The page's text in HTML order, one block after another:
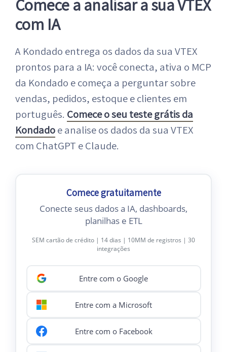
Comece a analisar a sua VTEX
com IA
A Kondado entrega os dados da sua VTEX
prontos para a IA: você conecta, ativa o MCP
da Kondado e começa a perguntar sobre
vendas, pedidos, estoque e clientes em
português. Comece o seu teste grátis da
Kondadoe analise os dados da sua VTEX
com ChatGPT e Claude.
Comece gratuitamente
Conecte seus dados a IA, dashboards,
planilhas e ETL
SEM cartão de crédito | 14 dias | 10MM de registros | 30
integrações
Entre com o Google
Entre com a Microsoft
Entre com o Facebook